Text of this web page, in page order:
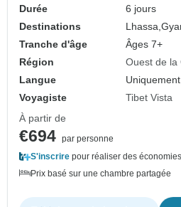
Durée
6 jours
Destinations
Lhassa,
Tranche d'âge
Âges 7+
Région
Ouest de la
Langue
Voyagiste
Tibet Vista
À partir de
€694 par personne
S'inscrire pour réaliser des économies
Prix basé sur une chambre partagée